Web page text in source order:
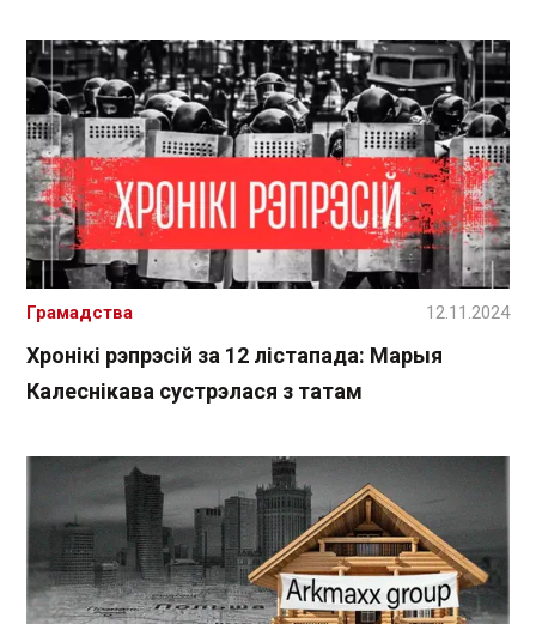
Хронікі рэпрэсій за 12 лістапада: Марыя
Калеснікава сустрэлася з татам
Грамадства 12.11.2024